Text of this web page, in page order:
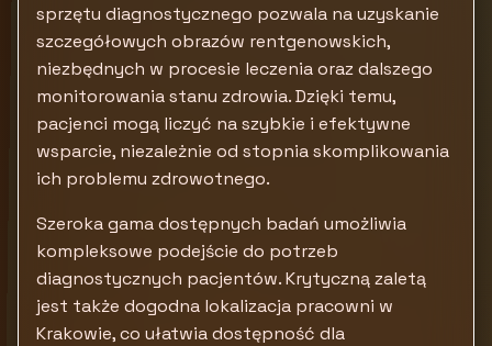
sprzętu diagnostycznego pozwala na uzyskanie
szczegółowych obrazów rentgenowskich,
niezbędnych w procesie leczenia oraz dalszego
monitorowania stanu zdrowia. Dzięki temu,
pacjenci mogą liczyć na szybkie i efektywne
wsparcie, niezależnie od stopnia skomplikowania
ich problemu zdrowotnego.
Szeroka gama dostępnych badań umożliwia
kompleksowe podejście do potrzeb
diagnostycznych pacjentów. Krytyczną zaletą
jest także dogodna lokalizacja pracowni w
Krakowie, co ułatwia dostępność dla